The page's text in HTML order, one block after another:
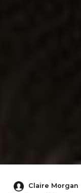
Claire Morgan